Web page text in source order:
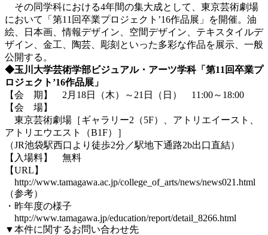
その同学科における4年間の集大成として、東京芸術劇場
において「第11回卒業プロジェクト’16作品展」を開催。油
絵、日本画、情報デザイン、空間デザイン、テキスタイルデ
ザイン、金工、陶芸、彫刻といった多彩な作品を展示、一般
公開する。
◆玉川大学芸術学部ビジュアル・アーツ学科「第11回卒業プ
ロジェクト’16作品展」
【会 期】 2月18日（木）～21日（日） 11:00～18:00
【会 場】
東京芸術劇場［ギャラリー2（5F）、アトリエイースト、
アトリエウエスト（B1F）］
（JR池袋駅西口より徒歩2分／駅地下通路2b出口直結）
【入場料】 無料
【URL】
http://www.tamagawa.ac.jp/college_of_arts/news/news021.html
（参考）
・昨年度の様子
http://www.tamagawa.jp/education/report/detail_8266.html
▼本件に関するお問い合わせ先